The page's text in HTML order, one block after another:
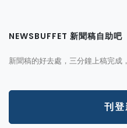
NEWSBUFFET 新聞稿自助吧
新聞稿的好去處，三分鐘上稿完成
刊